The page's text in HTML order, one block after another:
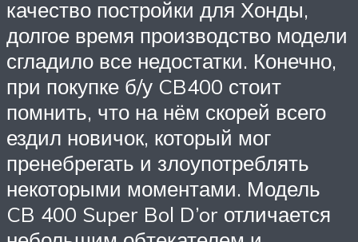
качество постройки для Хонды,
долгое время производство модели
сгладило все недостатки. Конечно,
при покупке б/у CB400 стоит
помнить, что на нём скорей всего
ездил новичок, который мог
пренебрегать и злоупотреблять
некоторыми моментами. Модель
CB 400 Super Bol D’or отличается